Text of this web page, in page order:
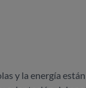
y la energía